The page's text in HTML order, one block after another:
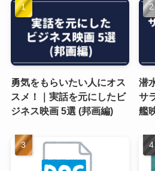
勇気をもらいたい人にオス
スメ！｜実話を元にしたビ
ジネス映画 5選 (邦画編)
潜
サ
艦